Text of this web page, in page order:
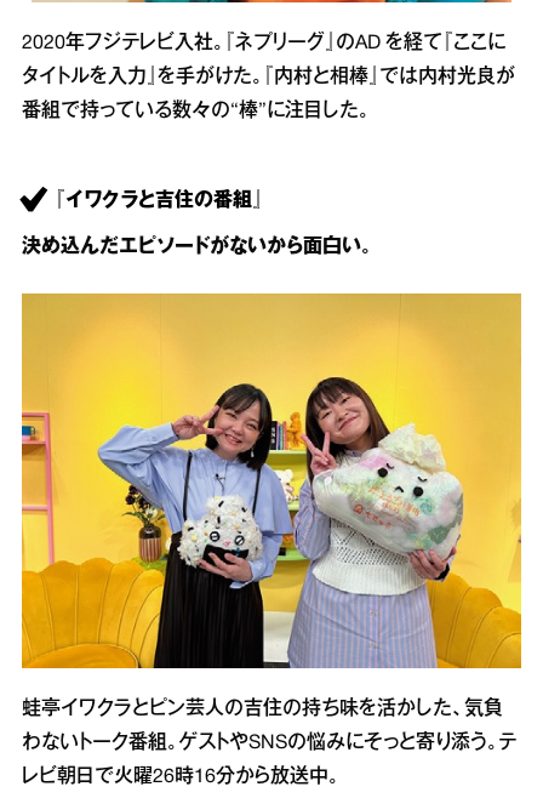
2020年フジテレビ入社。『ネプリーグ』のAD を経て『ここに
タイトルを入力』を手がけた。『内村と相棒』では内村光良が
番組で持っている数々の“棒”に注目した。
『イワクラと吉住の番組』
決め込んだエピソードがないから面白い。
蛙亭イワクラとピン芸人の吉住の持ち味を活かした、気負
わないトーク番組。ゲストやSNSの悩みにそっと寄り添う。テ
レビ朝日で火曜26時16分から放送中。